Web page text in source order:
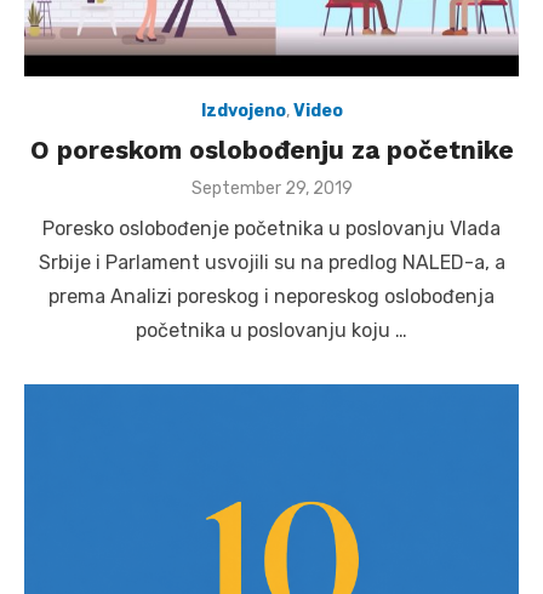
Izdvojeno,Video
O poreskom oslobođenju za početnike
Posted
September 29, 2019
Poresko oslobođenje početnika u poslovanju Vlada
Srbije i Parlament usvojili su na predlog NALED-a, a
prema Analizi poreskog i neporeskog oslobođenja
početnika u poslovanju koju …